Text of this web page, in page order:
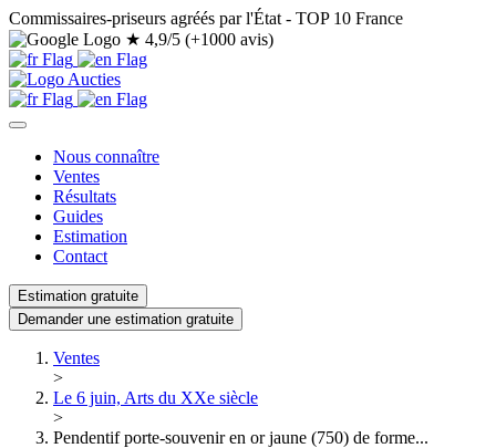
Commissaires-priseurs agréés par l'État - TOP 10 France
★ 4,9/5 (+1000 avis)
Nous connaître
Ventes
Résultats
Guides
Estimation
Contact
Estimation gratuite
Demander une estimation gratuite
Ventes
>
Le 6 juin, Arts du XXe siècle
>
Pendentif porte-souvenir en or jaune (750) de forme...